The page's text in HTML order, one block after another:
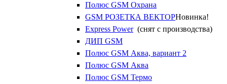
Полюс GSM Охрана
GSM РОЗЕТКА ВЕКТОРНовинка!
Express Power(снят с производства)
ДИП GSM
Полюс GSM Аква, вариант 2
Полюс GSM Аква
Полюс GSM Термо